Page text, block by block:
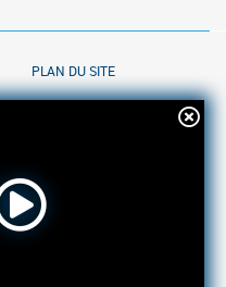
PLAN DU SITE
GAZ - RÉALISATION